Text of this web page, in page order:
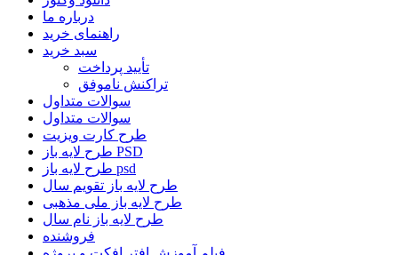
درباره ما
راهنمای خرید
سبد خرید
تأیید پرداخت
تراکنش ناموفق
سوالات متداول
سوالات متداول
طرح کارت ویزیت
طرح لایه باز PSD
طرح لایه باز psd
طرح لایه باز تقویم سال
طرح لایه باز ملی مذهبی
طرح لایه باز نام سال
فروشنده